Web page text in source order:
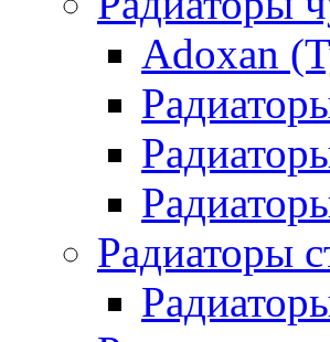
Adoxan
Радиаторы